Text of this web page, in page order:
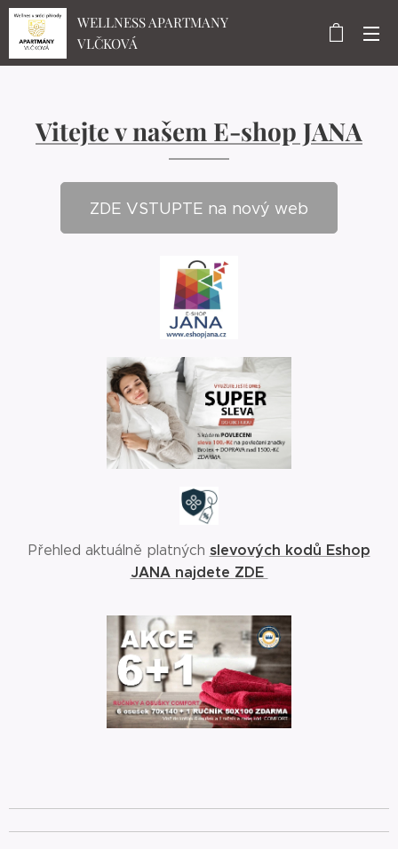
WELLNESS APARTMANY
VLČKOVÁ
Vitejte v našem E-shop JANA
ZDE VSTUPTE na nový web
Přehled aktuálně platných slevových kodů Eshop
JANA najdete ZDE